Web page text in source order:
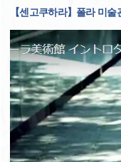
【센고쿠하라】폴라 미술